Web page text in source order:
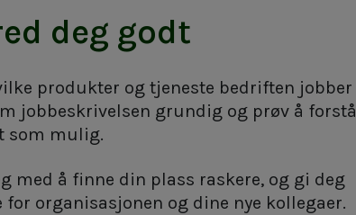
deg godt
produkter og tjeneste bedriften jobber
jobbeskrivelsen grundig og prøv å forstå
som mulig.
med å finne din plass raskere, og gi deg
for organisasjonen og dine nye kollegaer.